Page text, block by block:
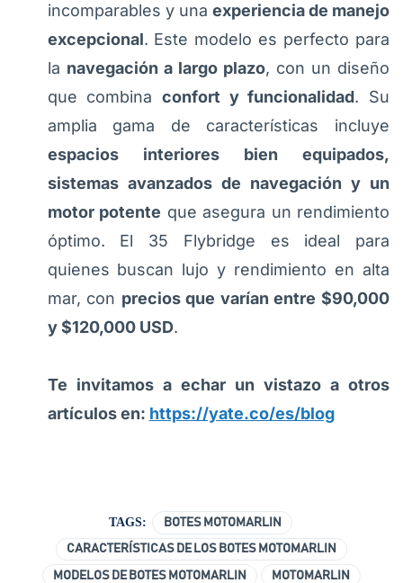
incomparables y una experiencia de manejo
excepcional. Este modelo es perfecto para
la navegación a largo plazo, con un diseño
que combina confort y funcionalidad. Su
amplia gama de características incluye
espacios interiores bien equipados,
sistemas avanzados de navegación y un
motor potente que asegura un rendimiento
óptimo. El 35 Flybridge es ideal para
quienes buscan lujo y rendimiento en alta
mar, con precios que varían entre $90,000
y $120,000 USD.
Te invitamos a echar un vistazo a otros
artículos en: https://yate.co/es/blog
TAGS: BOTES MOTOMARLIN
CARACTERÍSTICAS DE LOS BOTES MOTOMARLIN
MODELOS DE BOTES MOTOMARLIN MOTOMARLIN